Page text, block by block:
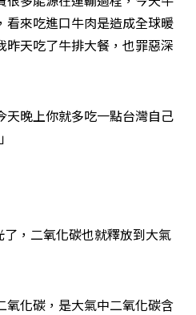
看來吃進口牛肉是造成全球暖
天吃了牛排大餐，也罪惡深
天晚上你就多吃一點台灣自己
，二氧化碳也就釋放到大氣
氧化碳，是大氣中二氧化碳含